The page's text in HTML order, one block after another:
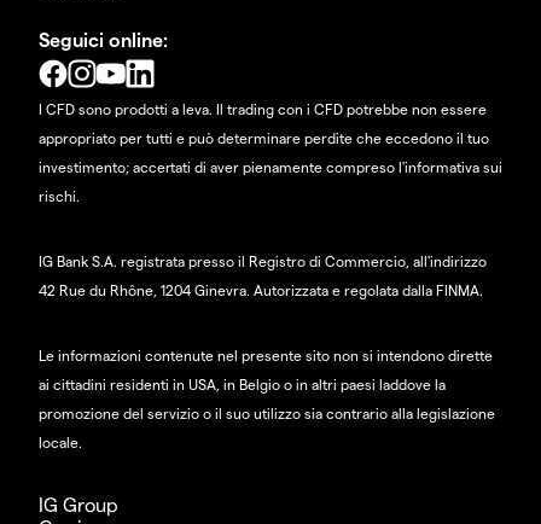
Seguici online:
I CFD sono prodotti a leva. Il trading con i CFD potrebbe non essere
appropriato per tutti e può determinare perdite che eccedono il tuo
investimento; accertati di aver pienamente compreso l'informativa sui
rischi.
IG Bank S.A. registrata presso il Registro di Commercio, all'indirizzo
42 Rue du Rhône, 1204 Ginevra. Autorizzata e regolata dalla FINMA.
Le informazioni contenute nel presente sito non si intendono dirette
ai cittadini residenti in USA, in Belgio o in altri paesi laddove la
promozione del servizio o il suo utilizzo sia contrario alla legislazione
locale.
IG Group